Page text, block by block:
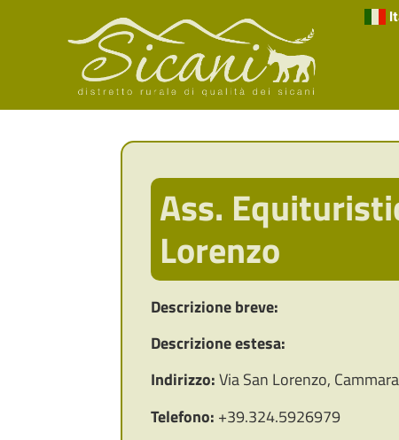
Ass.
Lorenzo
Descrizione breve:
Descrizione estesa:
Indirizzo:Via San Lorenzo,
Telefono: +39.324.5926979